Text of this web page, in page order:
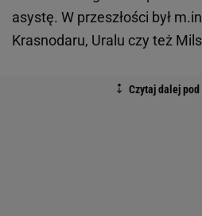
asystę. W przeszłości był
Krasnodaru, Uralu czy też